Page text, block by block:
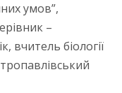
умов”,
–
біології